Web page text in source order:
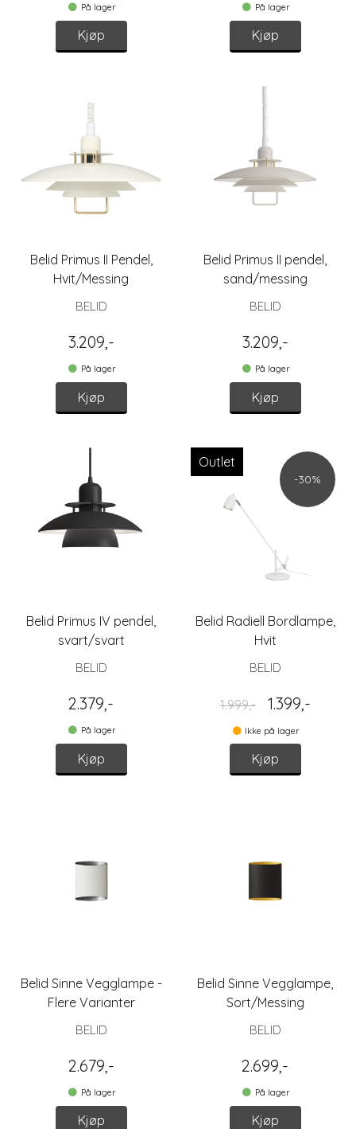
På lager
Kjøp
På lager
Kjøp
Belid Primus II Pendel,
Hvit/Messing
BELID
3.209,-
På lager
Kjøp
Belid Primus II pendel,
sand/messing
BELID
3.209,-
På lager
Kjøp
Belid Primus IV pendel,
svart/svart
BELID
2.379,-
På lager
Kjøp
Outlet
-30%
Belid Radiell Bordlampe,
Hvit
BELID
1.999,- 1.399,-
Ikke på lager
Kjøp
Belid Sinne Vegglampe -
Flere Varianter
BELID
2.679,-
På lager
Kjøp
Belid Sinne Vegglampe,
Sort/Messing
BELID
2.699,-
På lager
Kjøp